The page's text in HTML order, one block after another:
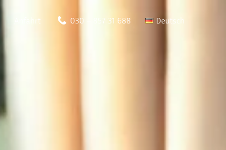
Anfahrt 030 – 857 31 688 Deutsch